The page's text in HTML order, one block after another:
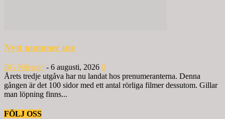
Nytt nummer ute
BG Nilensjö - 6 augusti, 2026 0
Årets tredje utgåva har nu landat hos prenumeranterna. Denna
gången är det 100 sidor med ett antal rörliga filmer dessutom. Gillar
man löpning finns...
FÖLJ OSS